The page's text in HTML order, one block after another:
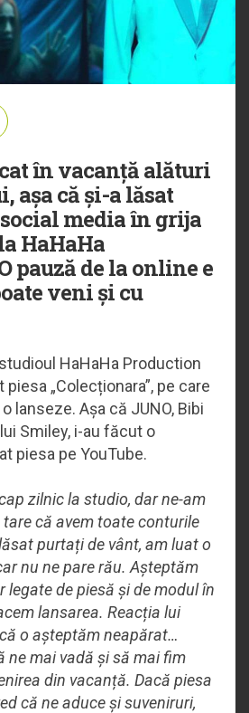
în vacanță alături
așa că și-a lăsat
media în grija
HaHaHa
pauză de la online e
veni și cu
HaHaHa Production
„Colecționara”, pe care
lanseze. Așa că JUNO, Bibi
Smiley, i-au făcut o
piesa pe YouTube.
zilnic la studio, dar ne-am
că avem toate conturile
purtați de vânt, am luat o
nu ne pare rău. Așteptăm
legate de piesă și de modul în
lansarea. Reacția lui
o așteptăm neapărat…
ne mai vadă și să mai fim
din vacanță. Dacă piesa
că ne aduce și suveniruri,